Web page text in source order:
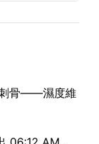
刺骨——濕度維